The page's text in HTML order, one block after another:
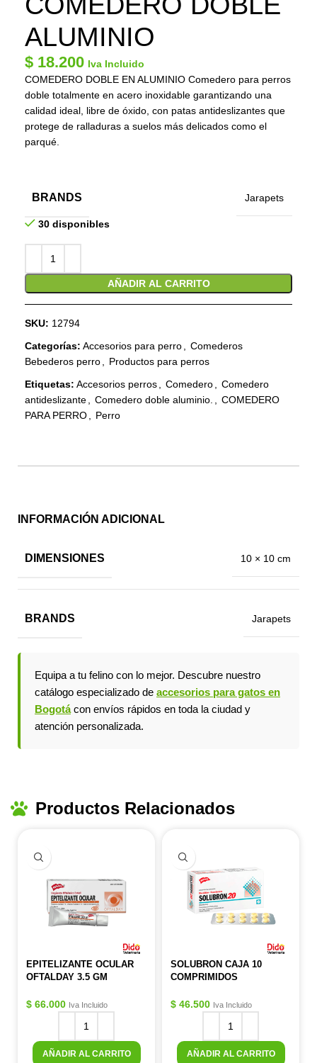
ALUMINIO
$ 18.200 Iva Incluido
COMEDERO DOBLE EN ALUMINIO Comedero para perros
doble totalmente en acero inoxidable garantizando una
calidad ideal, libre de óxido, con patas antideslizantes que
protege de ralladuras a suelos más delicados como el
parqué.
BRANDS Jarapets
30 disponibles
AÑADIR AL CARRITO
SKU: 12794
Categorías: Accesorios para perro
Comederos
Bebederos perro
Productos para perros
Etiquetas: Accesorios perros Comedero
Comedero
antideslizante
Comedero doble aluminio.
COMEDERO
PARA PERRO
Perro
INFORMACIÓN ADICIONAL
DIMENSIONES 10 × 10 cm
BRANDS Jarapets
Equipa a tu felino con lo mejor. Descubre nuestro
catálogo especializado de accesorios para gatos en
Bogotácon envíos rápidos en toda la ciudad y
atención personalizada.
Productos Relacionados
EPITELIZANTE OCULAR
OFTALDAY 3.5 GM
$ 66.000 Iva Incluido
AÑADIR AL CARRITO
SOLUBRON CAJA 10
COMPRIMIDOS
$ 46.500 Iva Incluido
AÑADIR AL CARRITO